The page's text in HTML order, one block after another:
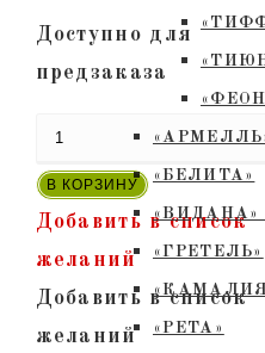
«БЕЛИТА»
«ГРЕТЕЛЬ»
«РЕТА»
Доступно для
предзаказа
Количество
товара
ФМ-34
В КОРЗИНУ
Добавить в список
желаний
Добавить в список
желаний